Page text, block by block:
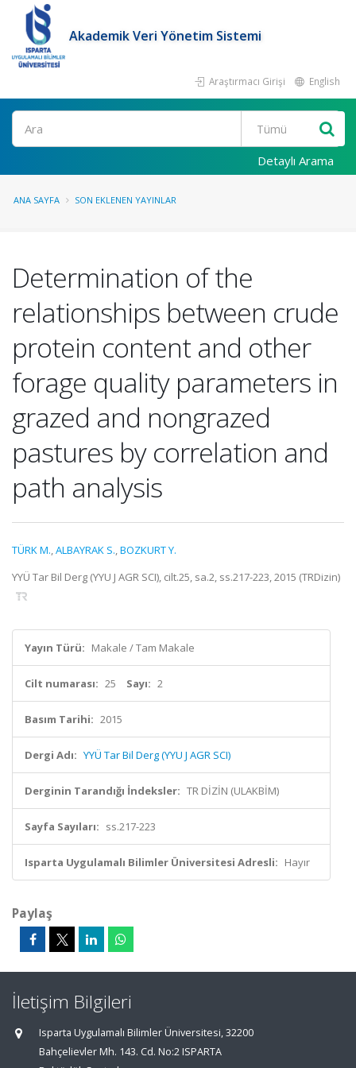
Akademik Veri Yönetim Sistemi
Araştırmacı Girişi English
Ara
Detaylı Arama
ANA SAYFA SON EKLENEN YAYINLAR
Determination of the
relationships between crude
protein content and other
forage quality parameters in
grazed and nongrazed
pastures by correlation and
path analysis
TÜRK M.,ALBAYRAK S.,BOZKURT Y.
YYÜ Tar Bil Derg (YYU J AGR SCI), cilt.25, sa.2, ss.217-223, 2015 (TRDizin)
Yayın Türü: Makale / Tam Makale
Cilt numarası: 25 Sayı: 2
Basım Tarihi: 2015
Dergi Adı: YYÜ Tar Bil Derg (YYU J AGR SCI)
Derginin Tarandığı İndeksler: TR DİZİN (ULAKBİM)
Sayfa Sayıları: ss.217-223
Isparta Uygulamalı Bilimler Üniversitesi Adresli: Hayır
Paylaş
İletişim Bilgileri
Isparta Uygulamalı Bilimler Üniversitesi, 32200
Bahçelievler Mh. 143. Cd. No:2 ISPARTA